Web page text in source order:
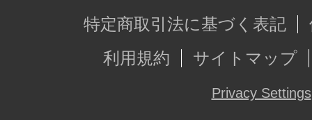
特定商取引法に基づく表記
利用規約
サイトマップ
Privacy Settings